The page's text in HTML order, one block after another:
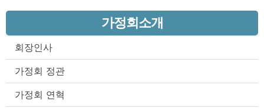
가정회소개
회장인사
가정회 정관
가정회 연혁